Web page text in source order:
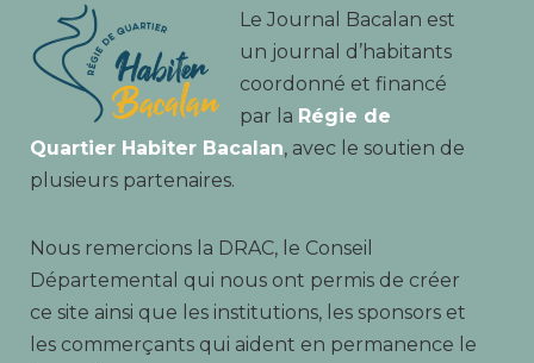
Le Journal Bacalan est
un journal d’habitants
coordonné et financé
par la Régie de
Quartier Habiter Bacalan, avec le soutien de
plusieurs partenaires.
Nous remercions la DRAC, le Conseil
Départemental qui nous ont permis de créer
ce site ainsi que les institutions, les sponsors et
les commerçants qui aident en permanence le